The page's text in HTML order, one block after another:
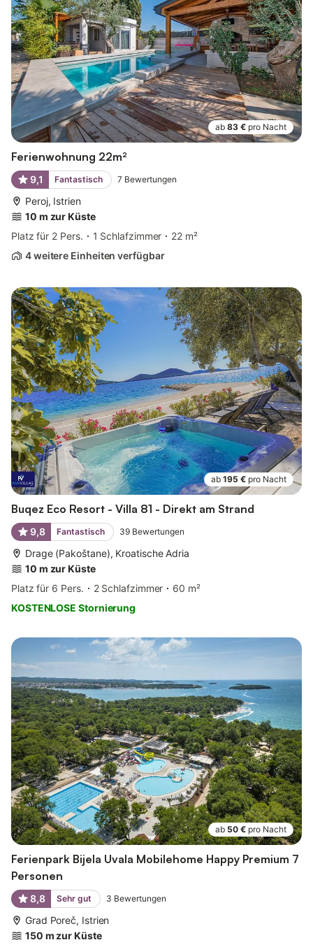
ab 83 € pro Nacht
Ferienwohnung 22m²
9,1 Fantastisch 7 Bewertungen
Peroj, Istrien
10 m zur Küste
Platz für 2 Pers.
1 Schlafzimmer
22 m²
4 weitere Einheiten verfügbar
ab 195 € pro Nacht
Buqez Eco Resort - Villa 81 - Direkt am Strand
9,8 Fantastisch 39 Bewertungen
Drage (Pakoštane), Kroatische Adria
10 m zur Küste
Platz für 6 Pers.
2 Schlafzimmer
60 m²
KOSTENLOSE Stornierung
ab 50 € pro Nacht
Ferienpark Bijela Uvala Mobilehome Happy Premium 7
Personen
8,8 Sehr gut 3 Bewertungen
Grad Poreč, Istrien
150 m zur Küste